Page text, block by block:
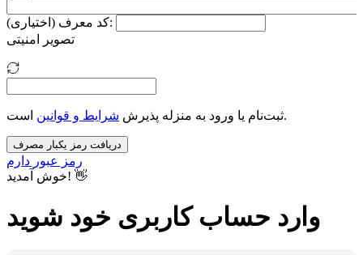
کد معرف (اختیاری):
تصویر امنیتی
ثبت‌نام یا ورود به منزله پذیرش شرایط و قوانین است.
دریافت رمز یکبار مصرف
رمز عبور دارم
خوش آمدید! 👋
وارد حساب کاربری خود شوید